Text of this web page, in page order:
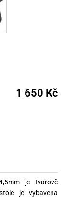
1 650 Kč
je tvarově
je vybavena